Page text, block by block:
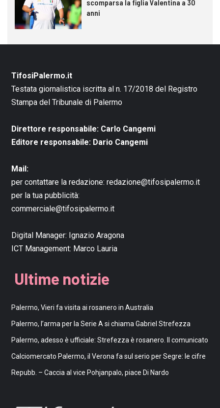
scomparsa la figlia Valentina a 30
anni
TifosiPalermo.it
Testata giornalistica iscritta al n. 17/2018 del Registro
Stampa del Tribunale di Palermo
Direttore responsabile: Carlo Cangemi
Editore responsabile: Dario Cangemi
Mail:
per contattare la redazione: redazione@tifosipalermo.it
per la tua pubblicità:
commerciale@tifosipalermo.it
Digital Manager: Ignazio Aragona
ICT Management: Marco Lauria
Ultime notizie
Palermo, Vieri fa visita ai rosanero in Australia
Palermo, l’arma per la Serie A si chiama Gabriel Strefezza
Palermo, adesso è ufficiale: Strefezza è rosanero. Il comunicato
Calciomercato Palermo, il Verona fa sul serio per Segre: le cifre
Repubb. – Caccia al vice Pohjanpalo, piace Di Nardo